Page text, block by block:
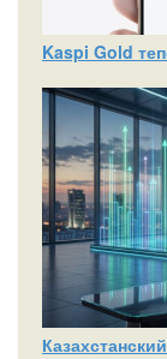
Kaspi Gold